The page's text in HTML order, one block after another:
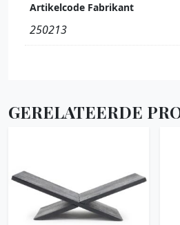
Artikelcode Fabrikant
250213
GERELATEERDE